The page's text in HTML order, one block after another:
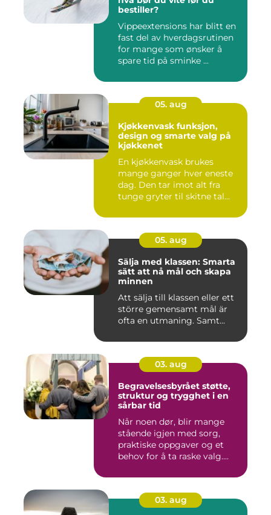
bestiller?
Vippeextensions har blitt en
fast del av hverdagsrutinen
for mange som ønsker å
spare tid på sminke ...
05. aug
Kjøkkenvask funksjon,
design og smarte valg på
kjøkkenet
En kjøkkenvask brukes
mange ganger hver eneste
dag. Den tar imot alt fra
tunge gryter til skitne tal...
05. aug
Sälja med klassen: Smarta
sätt att nå mål och skapa
minnen
Att sälja till klassen eller ett
större gemensamt mål är
ofta en utmaning. Samt...
03. aug
Begravelsesbyrået støtte,
struktur og trygghet i en
sårbar tid
Når noen dør, blir mange
stående igjen med sorg,
praktiske oppgaver og et
behov for å ta raske valg....
03. aug